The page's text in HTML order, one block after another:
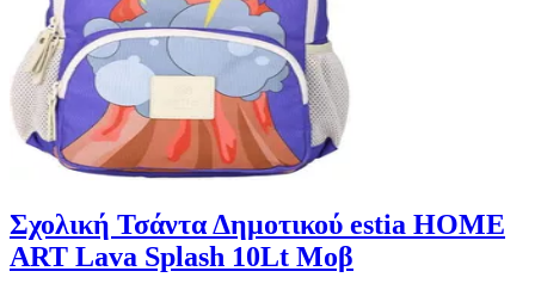
Σχολική Τσάντα Δημοτικού estia HOME
ART Lava Splash 10Lt Μοβ